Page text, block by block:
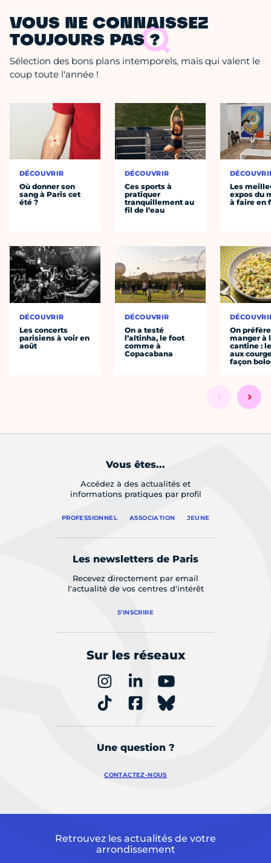
VOUS NE CONNAISSEZ
TOUJOURS PAS ?
Sélection des bons plans intemporels, mais qui valent le
coup toute l'année !
DÉCOUVRIR
Où donner son
sang à Paris cet
été ?
DÉCOUVRIR
Les concerts
parisiens à voir en
août
DÉCOUVRIR
Ces sports à
pratiquer
tranquillement au
fil de l’eau
DÉCOUVRIR
On a testé
l’altinha, le foot
comme à
Copacabana
Les
expos du
à faire en
On préfère
manger à
cantine :
aux
façon
Vous êtes...
Accédez à des actualités et
informations pratiques par profil
PROFESSIONNEL ASSOCIATION JEUNE
Les newsletters de Paris
Recevez directement par email
l'actualité de vos centres d'intérêt
S'INSCRIRE
Sur les réseaux
Une question ?
CONTACTEZ-NOUS
Retrouvez les actualités de votre
arrondissement